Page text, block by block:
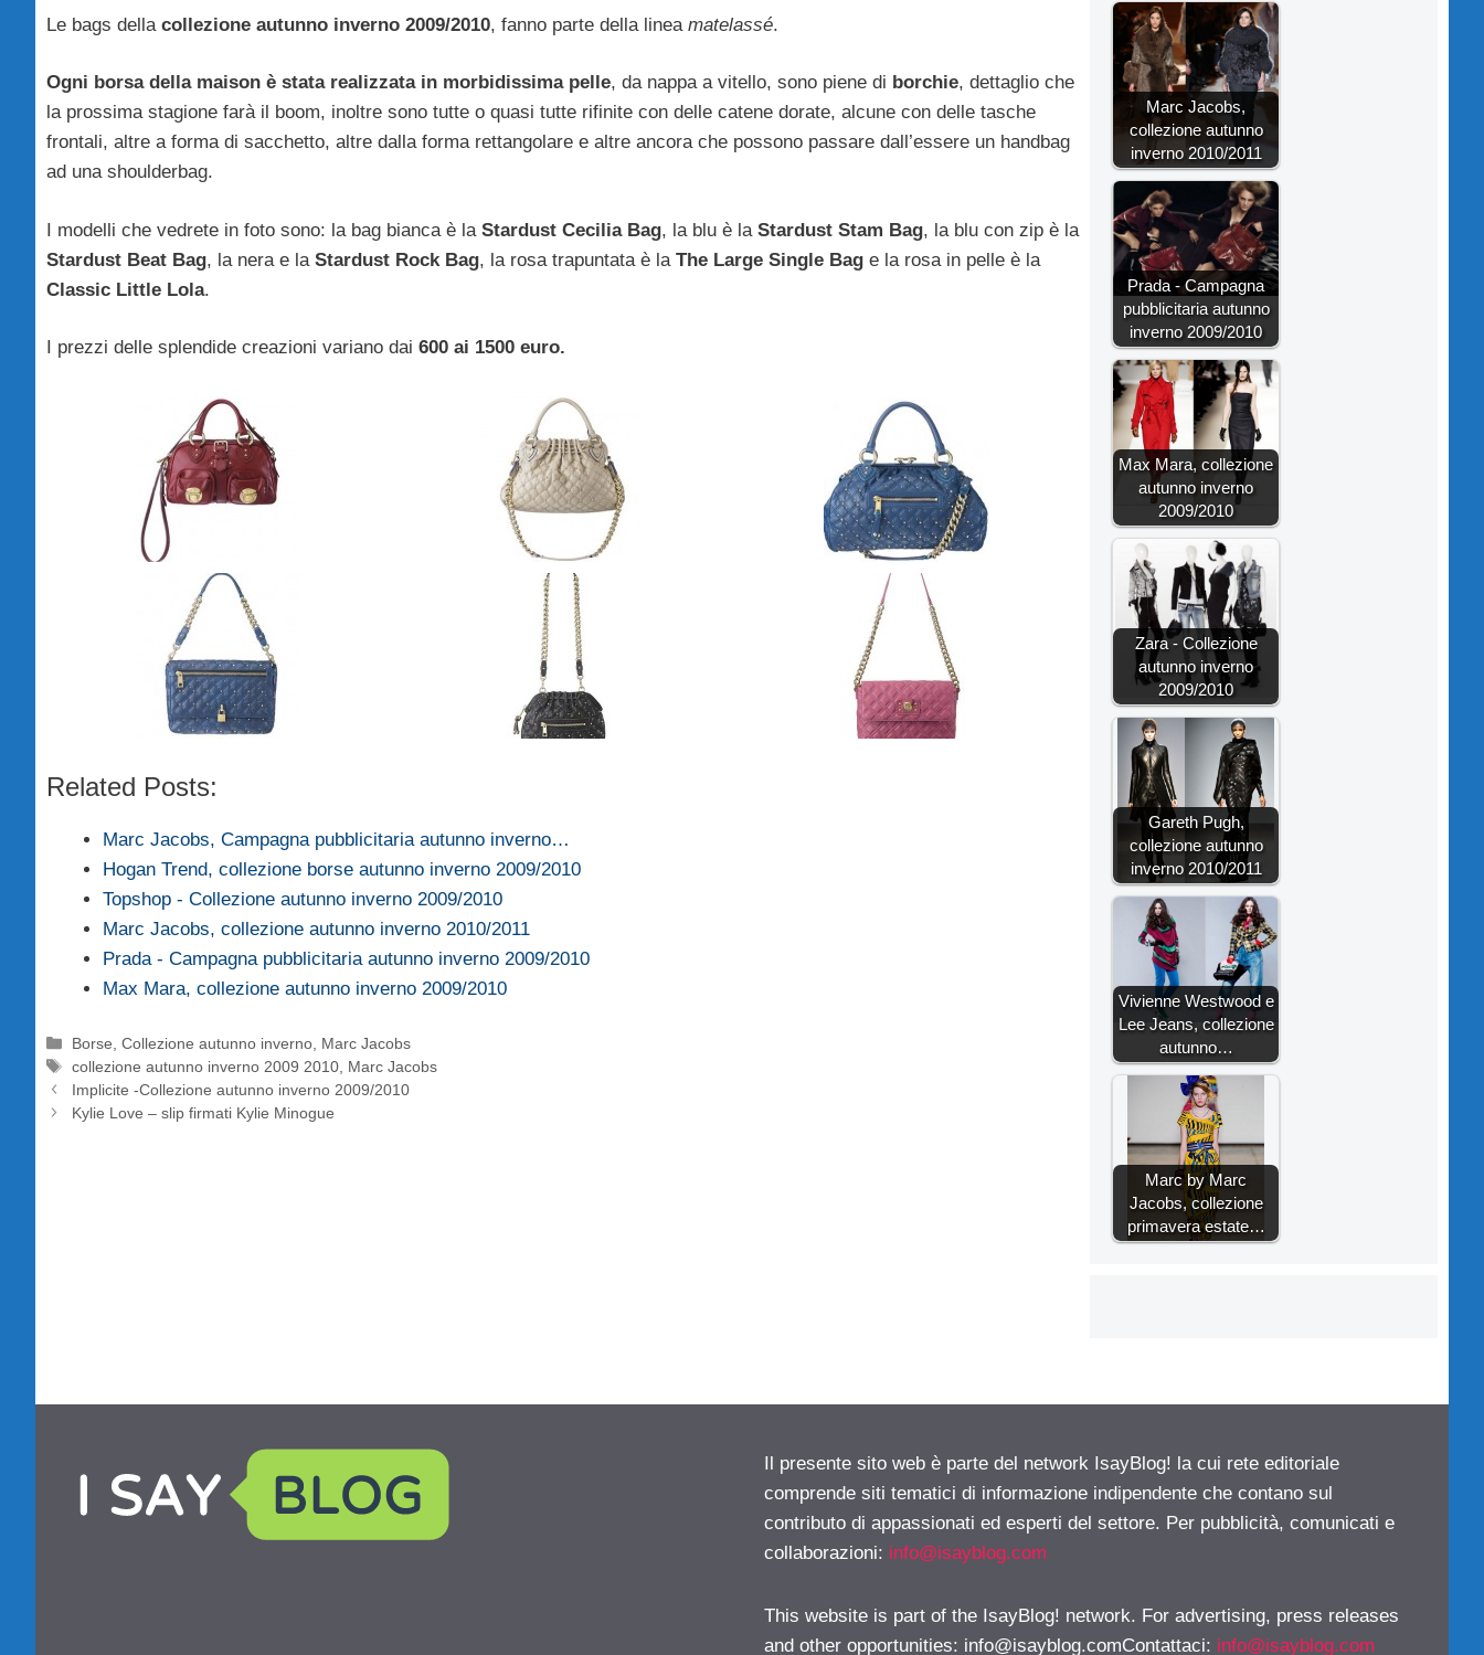
Le bags della collezione autunno inverno 2009/2010, fanno parte della linea matelassé.
Ogni borsa della maison è stata realizzata in morbidissima pelle, da nappa a vitello, sono piene di borchie, dettaglio che
la prossima stagione farà il boom, inoltre sono tutte o quasi tutte rifinite con delle catene dorate, alcune con delle tasche
frontali, altre a forma di sacchetto, altre dalla forma rettangolare e altre ancora che possono passare dall’essere un handbag
ad una shoulderbag.
I modelli che vedrete in foto sono: la bag bianca è la Stardust Cecilia Bag, la blu è la Stardust Stam Bag, la blu con zip è la
Stardust Beat Bag, la nera e la Stardust Rock Bag, la rosa trapuntata è la The Large Single Bag e la rosa in pelle è la
Classic Little Lola.
I prezzi delle splendide creazioni variano dai 600 ai 1500 euro.
Related Posts:
Marc Jacobs, Campagna pubblicitaria autunno inverno…
Hogan Trend, collezione borse autunno inverno 2009/2010
Topshop - Collezione autunno inverno 2009/2010
Marc Jacobs, collezione autunno inverno 2010/2011
Prada - Campagna pubblicitaria autunno inverno 2009/2010
Max Mara, collezione autunno inverno 2009/2010
Categorie
Borse ,Collezione autunno inverno Marc Jacobs
Tag
collezione autunno inverno 2009 2010 Marc Jacobs
Implicite -Collezione autunno inverno 2009/2010
Kylie Love – slip firmati Kylie Minogue
Marc Jacobs,
collezione autunno
inverno 2010/2011
Prada - Campagna
pubblicitaria autunno
inverno 2009/2010
Max Mara, collezione
autunno inverno
2009/2010
Zara - Collezione
autunno inverno
2009/2010
Gareth Pugh,
collezione autunno
inverno 2010/2011
Vivienne Westwood e
Lee Jeans, collezione
autunno…
Marc by Marc
Jacobs, collezione
primavera estate…
Il presente sito web è parte del network IsayBlog! la cui rete editoriale
comprende siti tematici di informazione indipendente che contano sul
contributo di appassionati ed esperti del settore. Per pubblicità, comunicati e
collaborazioni: info@isayblog.com
This website is part of the IsayBlog! network. For advertising, press releases
and other opportunities: info@isayblog.comContattaci: info@isayblog.com